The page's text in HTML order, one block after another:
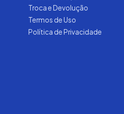
Troca e Devolução
Termos de Uso
Política de Privacidade